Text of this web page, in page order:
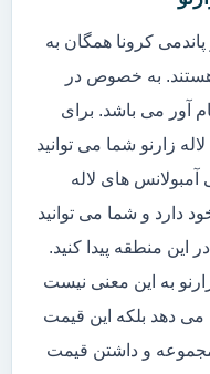
کرونا همگان به
هستند. به خصوص در
آور می باشد. برای
زارنو شما می توانید
آمبولانس های لاله
دارد و شما می توانید
این منطقه پیدا کنید.
به این معنی نیست
می دهد بلکه این قیمت
و داشتن قیمت